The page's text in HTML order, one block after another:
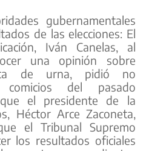
gubernamentales
de las elecciones: El
Iván Canelas, al
una opinión sobre
de urna, pidió no
comicios del pasado
el presidente de la
Héctor Arce Zaconeta,
el Tribunal Supremo
los resultados oficiales